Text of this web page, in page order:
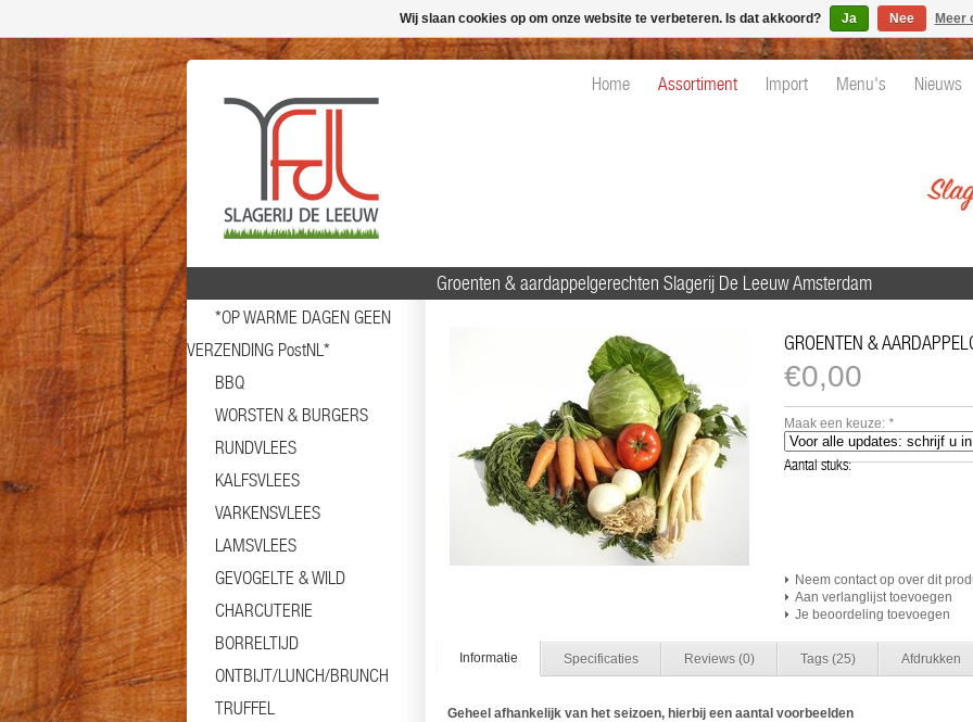
Home Assortiment Import Menu's Nieuws
*OP WARME DAGEN GEEN
VERZENDING PostNL*
BBQ
WORSTEN & BURGERS
RUNDVLEES
KALFSVLEES
VARKENSVLEES
LAMSVLEES
GEVOGELTE & WILD
CHARCUTERIE
BORRELTIJD
ONTBIJT/LUNCH/BRUNCH
TRUFFEL
Groenten & aardappelgerechten Slagerij De Leeuw Amsterdam
GROENTEN &
Maak een keuze: *
Aantal stuks:
€0,00
Neem contact op over dit
Aan verlanglijst toevoegen
Je beoordeling toevoegen
Informatie Specificaties Reviews (0) Tags (25) Afdrukken
Geheel afhankelijk van het seizoen, hierbij een aantal voorbeelden
Wij slaan cookies op om onze website te verbeteren. Is dat akkoord? Ja Nee Meer